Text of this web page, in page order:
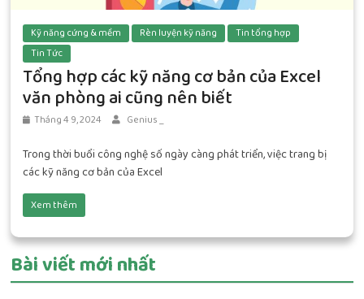
Kỹ năng cứng & mềm Rèn luyện kỹ năng
Tin tổng hợp
Tin Tức
Tổng hợp các kỹ năng cơ bản của Excel
văn phòng ai cũng nên biết
Tháng 4 9, 2024 Genius _
Trong thời buổi công nghệ số ngày càng phát triển, việc trang bị
các kỹ năng cơ bản của Excel
Xem thêm
Bài viết mới nhất